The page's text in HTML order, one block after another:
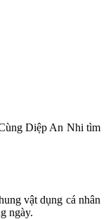
Diệp An Nhi tìm
vật dụng cá nhân
ngày.